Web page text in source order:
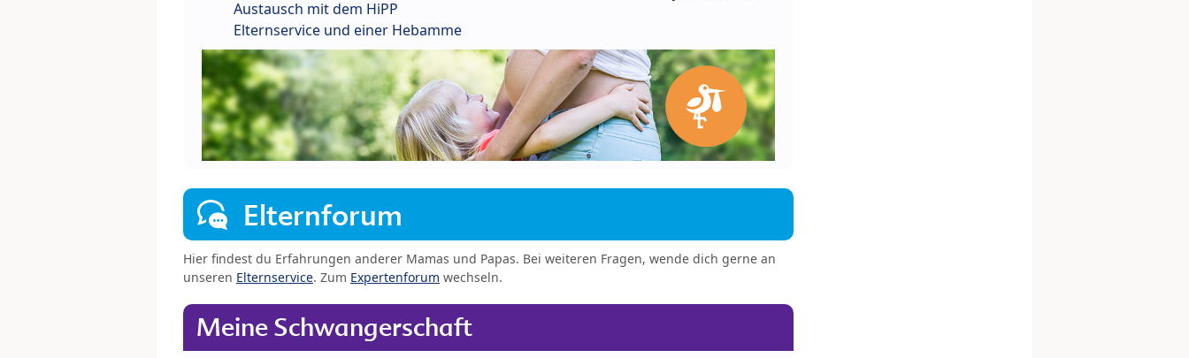
Austausch mit dem HiPP
Elternservice und einer Hebamme
Elternforum
Hier findest du Erfahrungen anderer Mamas und Papas. Bei weiteren Fragen, wende dich gerne an
unseren Elternservice. Zum Expertenforum wechseln.
Meine Schwangerschaft